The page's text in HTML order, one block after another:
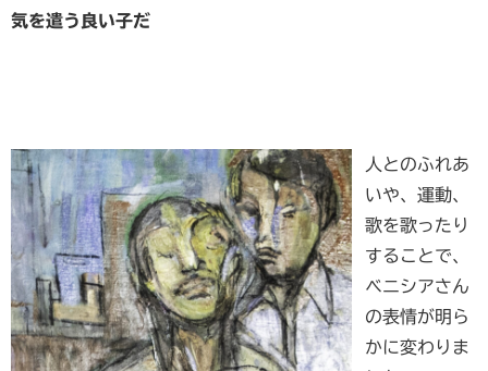
気を遣う良い子だ
人とのふれあ
いや、運動、
歌を歌ったり
することで、
ベニシアさん
の表情が明ら
かに変わりま